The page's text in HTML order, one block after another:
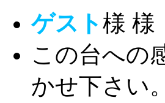
ゲスト様 様
この台への
かせ下さい。